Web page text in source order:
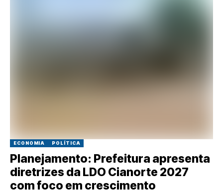
ECONOMIA POLÍTICA
Planejamento: Prefeitura apresenta
diretrizes da LDO Cianorte 2027
com foco em crescimento